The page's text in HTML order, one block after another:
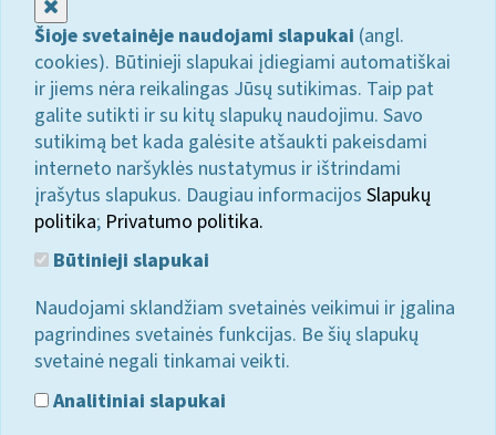
Šioje svetainėje naudojami slapukai (angl.
cookies). Būtinieji slapukai įdiegiami automatiškai
ir jiems nėra reikalingas Jūsų sutikimas. Taip pat
galite sutikti ir su kitų slapukų naudojimu. Savo
sutikimą bet kada galėsite atšaukti pakeisdami
interneto naršyklės nustatymus ir ištrindami
įrašytus slapukus. Daugiau informacijos Slapukų
politika; Privatumo politika.
Būtinieji slapukai
Naudojami sklandžiam svetainės veikimui ir įgalina
pagrindines svetainės funkcijas. Be šių slapukų
svetainė negali tinkamai veikti.
Analitiniai slapukai